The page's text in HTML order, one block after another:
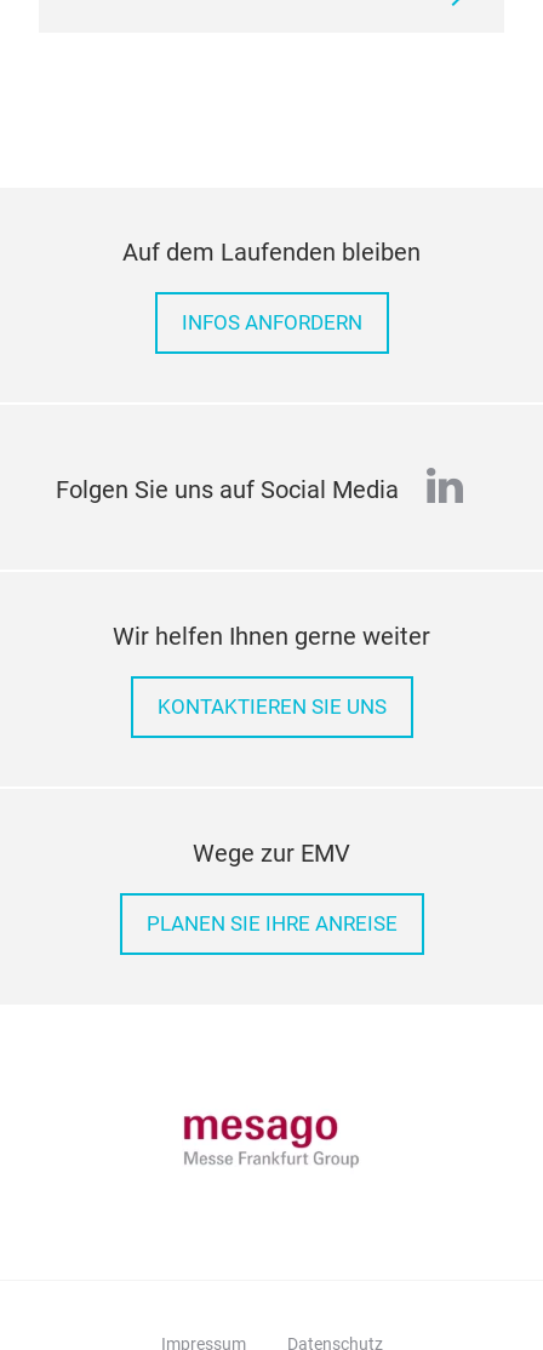
Auf dem Laufenden bleiben
INFOS ANFORDERN
Folgen Sie uns auf Social Media
Wir helfen Ihnen gerne weiter
KONTAKTIEREN SIE UNS
Wege zur EMV
PLANEN SIE IHRE ANREISE
Impressum Datenschutz